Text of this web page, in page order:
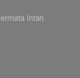
Intan.